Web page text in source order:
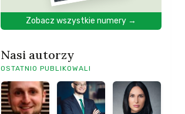
Zobacz wszystkie numery →
Nasi autorzy
OSTATNIO PUBLIKOWALI